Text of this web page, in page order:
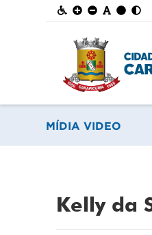
MÍDIA VIDEO
Kelly da